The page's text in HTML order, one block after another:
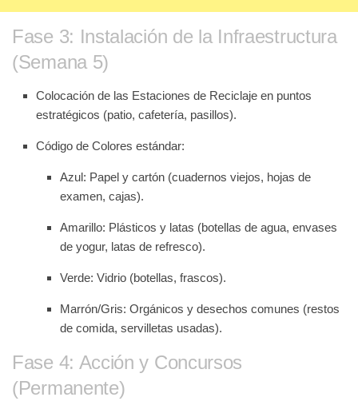
Fase 3: Instalación de la Infraestructura
(Semana 5)
Colocación de las Estaciones de Reciclaje en puntos
estratégicos (patio, cafetería, pasillos).
Código de Colores estándar:
Azul: Papel y cartón (cuadernos viejos, hojas de
examen, cajas).
Amarillo: Plásticos y latas (botellas de agua, envases
de yogur, latas de refresco).
Verde: Vidrio (botellas, frascos).
Marrón/Gris: Orgánicos y desechos comunes (restos
de comida, servilletas usadas).
Fase 4: Acción y Concursos
(Permanente)